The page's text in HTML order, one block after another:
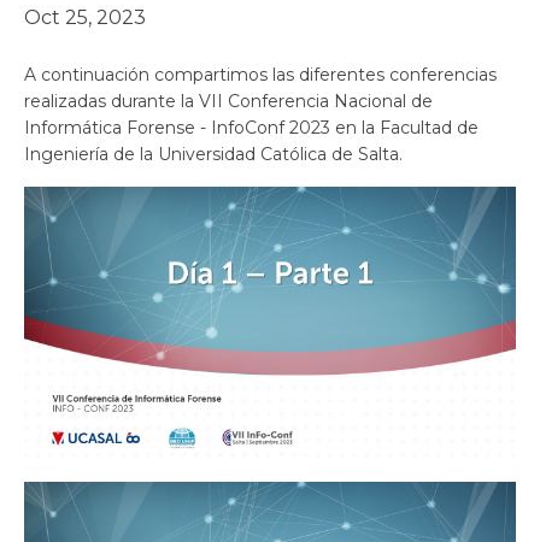
Oct 25, 2023
A continuación compartimos las diferentes conferencias
realizadas durante la VII Conferencia Nacional de
Informática Forense - InfoConf 2023 en la Facultad de
Ingeniería de la Universidad Católica de Salta.